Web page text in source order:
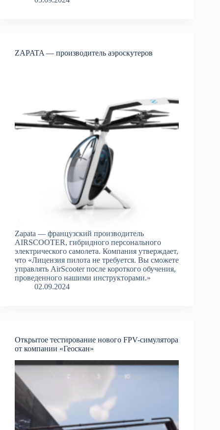
ZAPATA — производитель аэроскутеров
Zapata — французский производитель
AIRSCOOTER, гибридного персонального
электрического самолета. Компания утверждает,
что «Лицензия пилота не требуется. Вы сможете
управлять AirScooter после короткого обучения,
проведенного нашими инструкторами.»
02.09.2024
Открытое тестирование нового FPV-симулятора
от компании «Геоскан»